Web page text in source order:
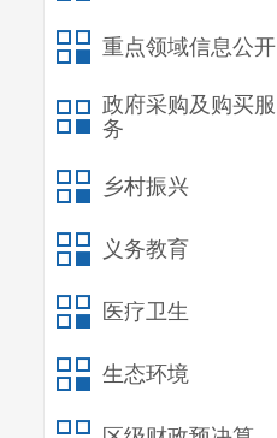
重点领域信息公开
政府采购及购买服
务
乡村振兴
义务教育
医疗卫生
生态环境